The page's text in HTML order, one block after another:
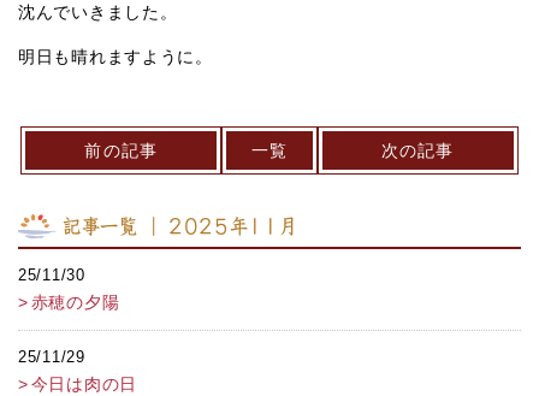
沈んでいきました。
明日も晴れますように。
前の記事 一覧 次の記事
記事一覧 ｜ 2025年11月
25/11/30
赤穂の夕陽
25/11/29
今日は肉の日